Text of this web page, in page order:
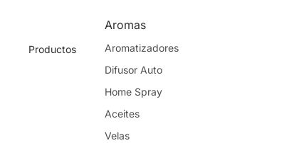
Productos
Aromas
Aromatizadores
Difusor Auto
Home Spray
Aceites
Velas